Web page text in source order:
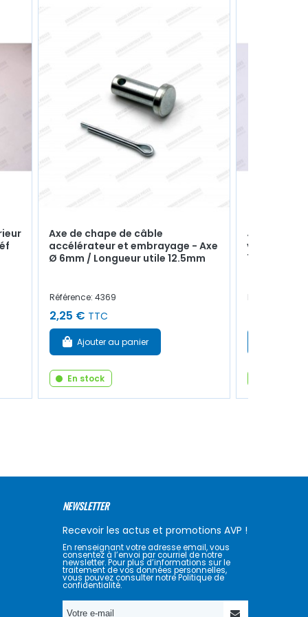
Axe de chape de câble
accélérateur et embrayage - Axe
Ø 6mm / Longueur utile 12.5mm
Référence: 4369
2,25 € TTC
Ajouter au panier
En stock
Joint
vidange - Ø
7903062001
Référence:
NEWSLETTER
Recevoir les actus et promotions AVP !
En renseignant votre adresse email, vous
consentez à l’envoi par courriel de notre
newsletter. Pour plus d’informations sur le
traitement de vos données personnelles,
vous pouvez consulter notre Politique de
confidentialité.